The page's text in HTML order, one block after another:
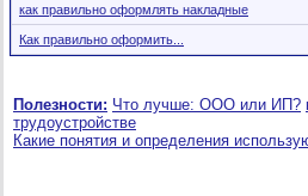
как правильно оформлять накладные
Как правильно оформить...
Полезности: Что лучше: ООО или ИП?
трудоустройстве
Какие понятия и определения